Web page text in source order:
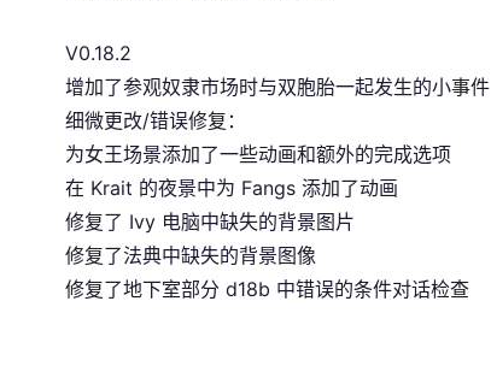
V0.18.2
增加了参观奴隶市场时与双胞胎一起发生的小事件
细微更改/错误修复：
为女王场景添加了一些动画和额外的完成选项
在 Krait 的夜景中为 Fangs 添加了动画
修复了 Ivy 电脑中缺失的背景图片
修复了法典中缺失的背景图像
修复了地下室部分 d18b 中错误的条件对话检查